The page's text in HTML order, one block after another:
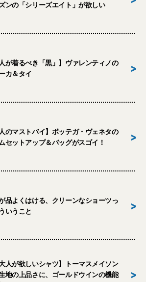
ンの「シリーズエイト」が欲しい
人が着るべき「黒」】ヴァレンティノの
カ＆タイ
>
人のマストバイ】ボッテガ・ヴェネタの
セットアップ＆バッグがスゴイ！
>
品よくはける、クリーンなショーツっ
いうこと
>
大人が欲しいシャツ】トーマスメイソン
地の上品さに、ゴールドウインの機能
>